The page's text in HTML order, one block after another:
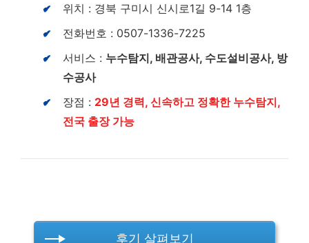
위치 : 경북 구미시 신시로1길 9-14 1층
전화번호 : 0507-1336-7225
서비스 : 누수탐지, 배관공사, 수도설비공사, 방
수공사
장점 : 29년 경력, 신속하고 정확한 누수탐지,
전국 출장 가능
후기 살펴보기